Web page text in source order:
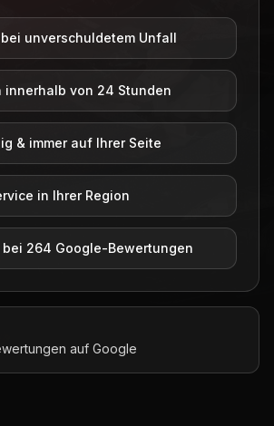
unverschuldetem Unfall
innerhalb von 24 Stunden
& immer auf Ihrer Seite
in Ihrer Region
bei 264 Google-Bewertungen
auf Google